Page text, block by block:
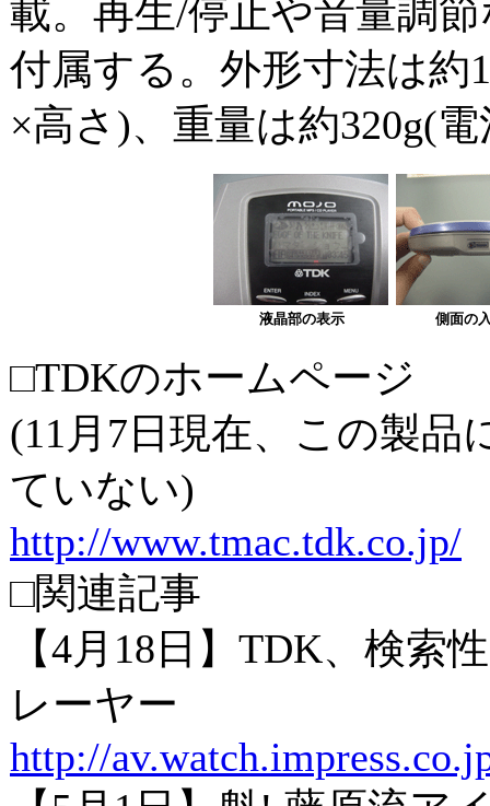
載。再生/停止や音量調
付属する。外形寸法は約
×高さ)、重量は約320g(
液晶部の表示 側面の
□TDKのホームページ
(11月7日現在、この製品
ていない)
http://www.tmac.tdk.co.jp/
□関連記事
【4月18日】TDK、検索
レーヤー
http://